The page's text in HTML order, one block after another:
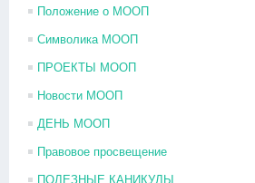
Положение о МООП
Символика МООП
ПРОЕКТЫ МООП
Новости МООП
ДЕНЬ МООП
Правовое просвещение
ПОЛЕЗНЫЕ КАНИКУЛЫ